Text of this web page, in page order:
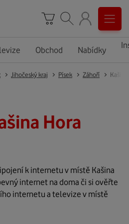
Obchod Nabídky
Jihočeský kraj Písek Záhoří
Hora
k internetu v místě Kašina
internet na doma či si ověřte
internetu a televize v místě